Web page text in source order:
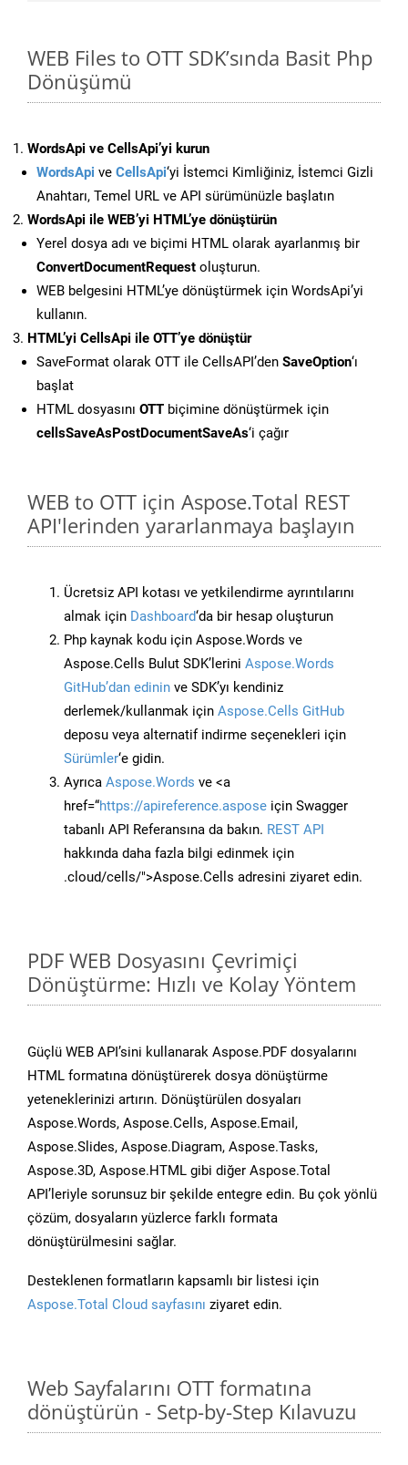
WEB Files to OTT SDK’sında Basit Php
Dönüşümü
WordsApi ve CellsApi’yi kurun
WordsApi ve CellsApi‘yi İstemci Kimliğiniz, İstemci Gizli
Anahtarı, Temel URL ve API sürümünüzle başlatın
WordsApi ile WEB’yi HTML’ye dönüştürün
Yerel dosya adı ve biçimi HTML olarak ayarlanmış bir
ConvertDocumentRequest oluşturun.
WEB belgesini HTML’ye dönüştürmek için WordsApi’yi
kullanın.
HTML’yi CellsApi ile OTT’ye dönüştür
SaveFormat olarak OTT ile CellsAPI’den SaveOption‘ı
başlat
HTML dosyasını OTT biçimine dönüştürmek için
cellsSaveAsPostDocumentSaveAs‘i çağır
WEB to OTT için Aspose.Total REST
API'lerinden yararlanmaya başlayın
Ücretsiz API kotası ve yetkilendirme ayrıntılarını
almak için Dashboard‘da bir hesap oluşturun
Php kaynak kodu için Aspose.Words ve
Aspose.Cells Bulut SDK’lerini Aspose.Words
GitHub’dan edinin ve SDK’yı kendiniz
derlemek/kullanmak için Aspose.Cells GitHub
deposu veya alternatif indirme seçenekleri için
Sürümler‘e gidin.
Ayrıca Aspose.Words ve <a
href=“https://apireference.aspose için Swagger
tabanlı API Referansına da bakın. REST API
hakkında daha fazla bilgi edinmek için
.cloud/cells/">Aspose.Cells adresini ziyaret edin.
PDF WEB Dosyasını Çevrimiçi
Dönüştürme: Hızlı ve Kolay Yöntem
Güçlü WEB API’sini kullanarak Aspose.PDF dosyalarını
HTML formatına dönüştürerek dosya dönüştürme
yeteneklerinizi artırın. Dönüştürülen dosyaları
Aspose.Words, Aspose.Cells, Aspose.Email,
Aspose.Slides, Aspose.Diagram, Aspose.Tasks,
Aspose.3D, Aspose.HTML gibi diğer Aspose.Total
API’leriyle sorunsuz bir şekilde entegre edin. Bu çok yönlü
çözüm, dosyaların yüzlerce farklı formata
dönüştürülmesini sağlar.
Desteklenen formatların kapsamlı bir listesi için
Aspose.Total Cloud sayfasını ziyaret edin.
Web Sayfalarını OTT formatına
dönüştürün - Setp-by-Step Kılavuzu